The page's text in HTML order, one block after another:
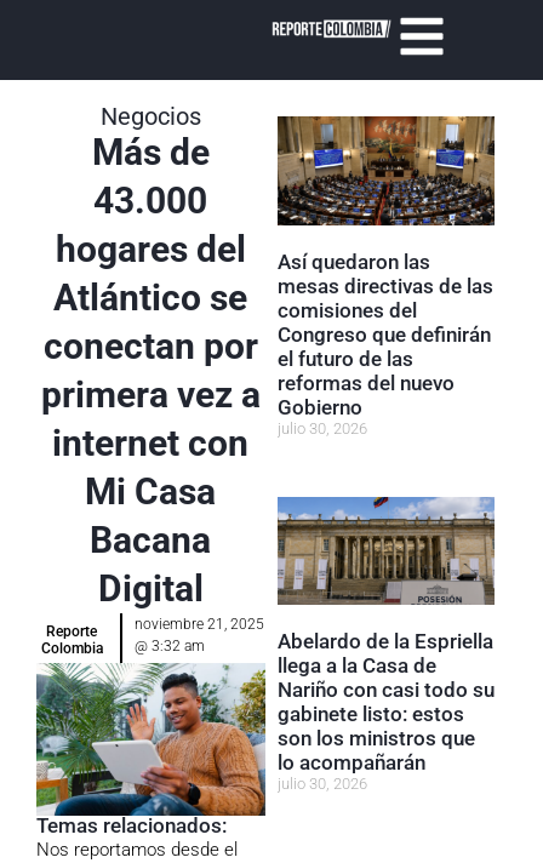
Negocios
Más de
43.000
hogares del
Atlántico se
conectan por
primera vez a
internet con
Mi Casa
Bacana
Digital
Reporte
Colombia
noviembre 21, 2025
@ 3:32 am
Temas relacionados:
Nos reportamos desde el
Así quedaron las
mesas directivas de las
comisiones del
Congreso que definirán
el futuro de las
reformas del nuevo
Gobierno
julio 30, 2026
Abelardo de la Espriella
llega a la Casa de
Nariño con casi todo su
gabinete listo: estos
son los ministros que
lo acompañarán
julio 30, 2026